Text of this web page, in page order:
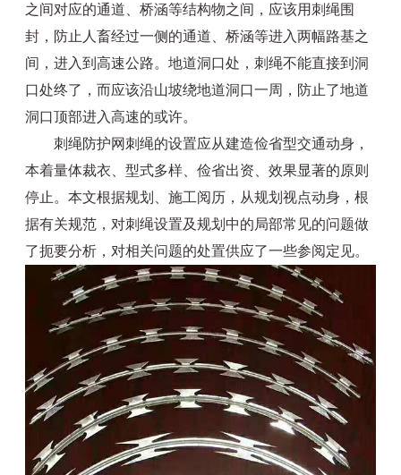
之间对应的通道、桥涵等结构物之间，应该用刺绳围
封，防止人畜经过一侧的通道、桥涵等进入两幅路基之
间，进入到高速公路。地道洞口处，刺绳不能直接到洞
口处终了，而应该沿山坡绕地道洞口一周，防止了地道
洞口顶部进入高速的或许。
刺绳防护网刺绳的设置应从建造俭省型交通动身，
本着量体裁衣、型式多样、俭省出资、效果显著的原则
停止。本文根据规划、施工阅历，从规划视点动身，根
据有关规范，对刺绳设置及规划中的局部常见的问题做
了扼要分析，对相关问题的处置供应了一些参阅定见。